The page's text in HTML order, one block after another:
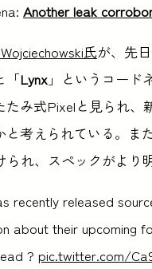
Another leak
氏が、先
「Lynx 」というコード
たみ式Pixelと見られ、
考えられている。ま
られ、スペックがより
recently released
about their upcoming
? pic.twitter.com/